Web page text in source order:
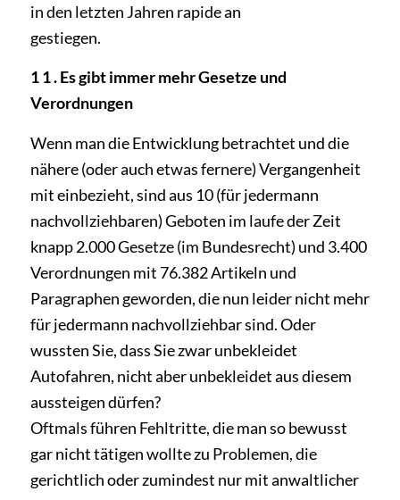
in den letzten Jahren rapide an­
gestiegen.
1 1 . Es gibt immer mehr Gesetze und
Verordnungen
Wenn man die Entwicklung betrachtet und die
nähere (oder auch etwas fernere) Vergangenheit
mit einbezieht, sind aus 10 (für jedermann
nachvollziehbaren) Geboten im laufe der Zeit
knapp 2.000 Gesetze (im Bundesrecht) und 3.400
Verordnungen mit 76.382 Artikeln und
Paragraphen gewor­den, die nun leider nicht mehr
für jedermann nachvollziehbar sind. Oder
wussten Sie, dass Sie zwar unbekleidet
Autofahren, nicht aber unbekleidet aus diesem
aussteigen dürfen?
Oftmals führen Fehltritte, die man so bewusst
gar nicht tätigen wollte zu Problemen, die
gerichtlich oder zumindest nur mit anwaltlicher